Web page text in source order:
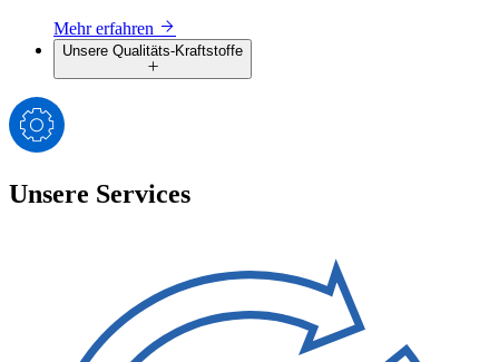
Mehr erfahren
Unsere Qualitäts-Kraftstoffe
Unsere Services